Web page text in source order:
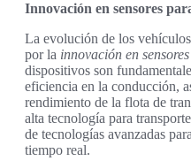
Innovación en sensores
La evolución de los
por la innovación en
dispositivos son
eficiencia en la conducción,
rendimiento de la flota de
alta tecnología para
de tecnologías avanzadas
tiempo real.